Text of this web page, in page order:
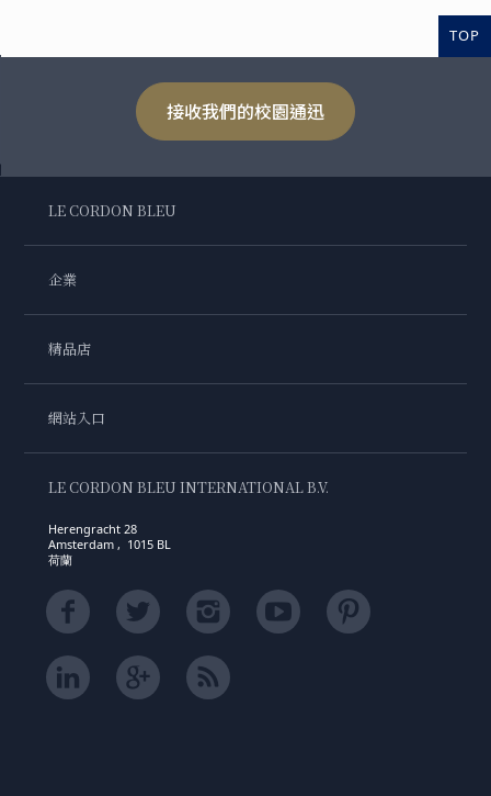
TOP
接收我們的校園通迅
LE CORDON BLEU
企業
精品店
網站入口
LE CORDON BLEU INTERNATIONAL B.V.
Herengracht 28
Amsterdam , 1015 BL
荷蘭